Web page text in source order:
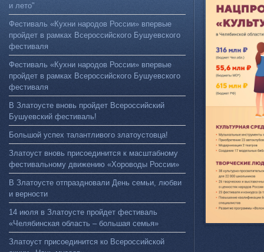
и лето"
Фестиваль «Кухни народов России» впервые
пройдет в рамках Всероссийского Бушуевского
фестиваля
Фестиваль «Кухни народов России» впервые
пройдет в рамках Всероссийского Бушуевского
фестиваля
В Златоусте вновь пройдет Всероссийский
Бушуевский фестиваль!
Большой успех талантливого златоустовца!
Златоуст вновь присоединится к масштабному
фестивальному движению «Хороводы России»
В Златоусте отпраздновали День семьи, любви
и верности
14 июля в Златоусте пройдет фестиваль
«Челябинская область – большая семья»
Златоуст присоединится ко Всероссийской